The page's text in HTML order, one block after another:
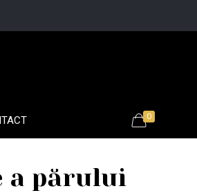
0
a părului